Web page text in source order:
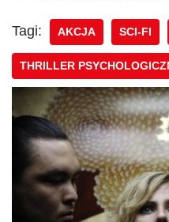
Tagi: AKCJA SCI-FI
THRILLER